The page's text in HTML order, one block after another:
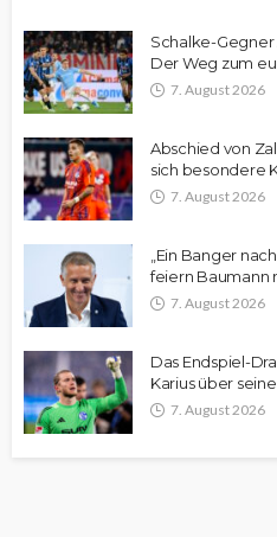
Schalke-
Der Weg zum
7. August 2026
Abschied von
sich besondere
7. August 2026
„Ein Banger
feiern Baumann
7. August 2026
Das Endspiel-
Karius über
7. August 2026